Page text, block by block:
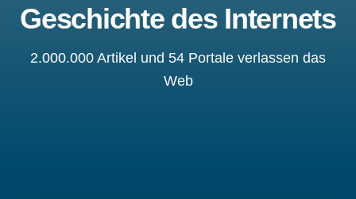
Geschichte des Internets
2.000.000 Artikel und 54 Portale verlassen das
Web